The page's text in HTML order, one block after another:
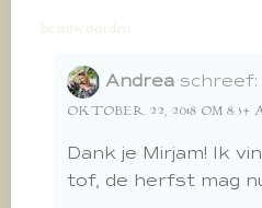
beantwoorden
Andrea schreef:
OKTOBER 22, 2018 OM 8:34
Dank je Mirjam! Ik
tof, de herfst mag